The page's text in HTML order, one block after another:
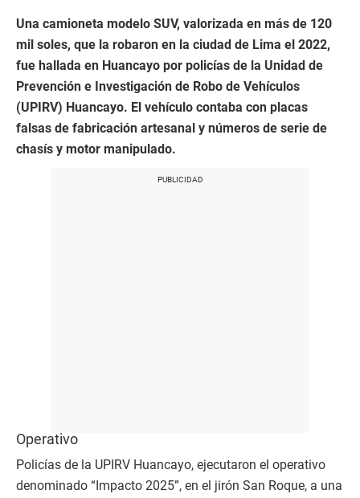
Una camioneta modelo SUV, valorizada en más de 120
mil soles, que la robaron en la ciudad de Lima el 2022,
fue hallada en Huancayo por policías de la Unidad de
Prevención e Investigación de Robo de Vehículos
(UPIRV) Huancayo. El vehículo contaba con placas
falsas de fabricación artesanal y números de serie de
chasís y motor manipulado.
Operativo
Policías de la UPIRV Huancayo, ejecutaron el operativo
denominado “Impacto 2025”, en el jirón San Roque, a una